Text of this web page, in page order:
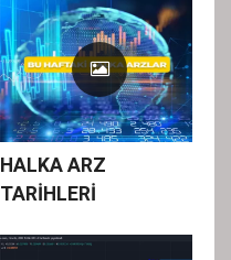
HALKA ARZ
TARİHLERİ